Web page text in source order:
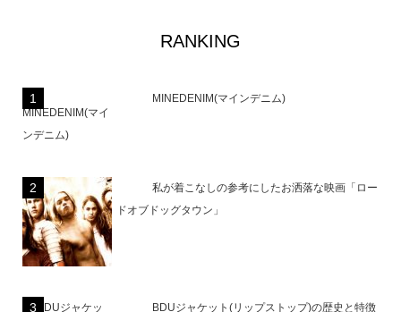
RANKING
MINEDENIM(マインデニム)
私が着こなしの参考にしたお洒落な映画「ロー
ドオブドッグタウン」
BDUジャケット(リップストップ)の歴史と特徴